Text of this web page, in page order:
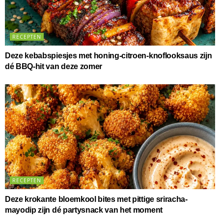
RECEPTEN
Deze kebabspiesjes met honing-citroen-knoflooksaus zijn
dé BBQ-hit van deze zomer
RECEPTEN
Deze krokante bloemkool bites met pittige sriracha-
mayodip zijn dé partysnack van het moment